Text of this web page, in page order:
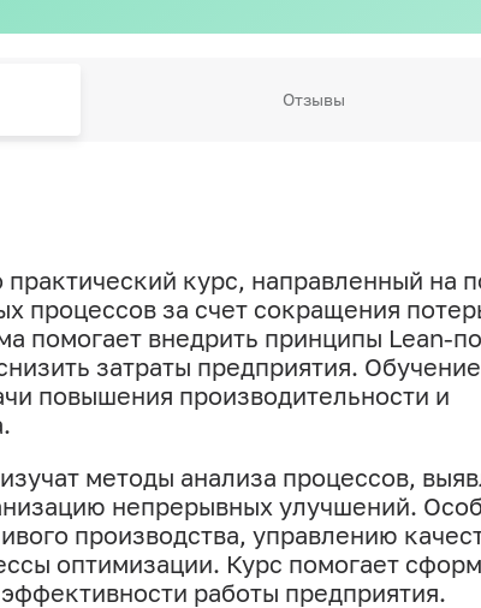
Отзывы
курс, направленный на
процессов за счет сокращения
помогает внедрить принципы Lean-
затраты предприятия. Обучение
повышения производительности и
методы анализа процессов,
непрерывных улучшений.
производства, управлению
оптимизации. Курс помогает
работы предприятия.